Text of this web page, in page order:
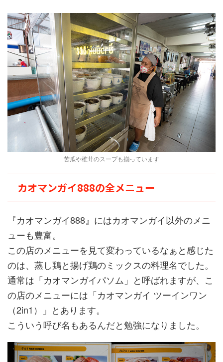
苦瓜や椎茸のスープも揃っています
カオマンガイ888の全メニュー
『カオマンガイ888』にはカオマンガイ以外のメニ
ューも豊富。
この店のメニューを見て変わっているなぁと感じた
のは、蒸し鶏と揚げ鶏のミックスの料理名でした。
通常は「カオマンガイパソム」と呼ばれますが、こ
の店のメニューには「カオマンガイ ツーインワン
（2in1）」とあります。
こういう呼び名もあるんだと勉強になりました。